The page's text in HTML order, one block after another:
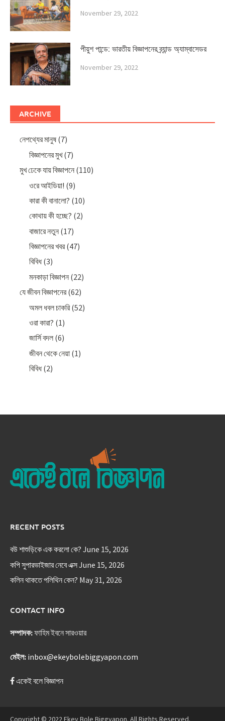
November 29, 2022
পীয়ুশ পান্ডে: ভারতীয় বিজ্ঞাপনের ব্র্যান্ড অ্যাম্বাসেডর
November 29, 2022
ARCHIVE
নেপথ্যের মানুষ (7)
বিজ্ঞাপনের মুখ(7)
মুখ ঢেকে যায় বিজ্ঞাপনে (110)
ওরে আইডিয়া! (9)
কারা কী বানালো? (10)
কোথায় কী হচ্ছে? (2)
বাজারে নতুন (17)
বিজ্ঞাপনের খবর(47)
বিবিধ(3)
মনকাড়া বিজ্ঞাপন (22)
যে জীবন বিজ্ঞাপনের(62)
অমল ধবল চাকরি(52)
ওরা কারা? (1)
জার্সি বদল (6)
জীবন থেকে নেয়া (1)
বিবিধ(2)
RECENT POSTS
বউ শাশুড়িকে এক করলো কে? June 15, 2026
কপি সুপারভাইজার নেবে এক্সJune 15, 2026
কলিন থাকতে পলিথিন কেন? May 31, 2026
CONTACT INFO
সম্পাদক:ফাহিম ইবনে সারওয়ার
মেইল: inbox@ekeybolebiggyapon.com
একেই বলে বিজ্ঞাপন
Copyright © 2022 Ekey Bole Biggyapon. All Rights Reserved.